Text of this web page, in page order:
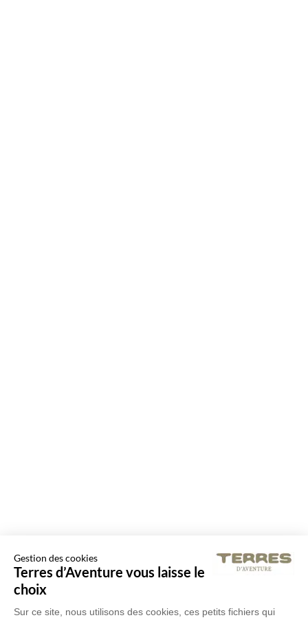
Gestion des cookies
Terres d’Aventure vous laisse le
choix
Sur ce site, nous utilisons des cookies, ces petits fichiers qui